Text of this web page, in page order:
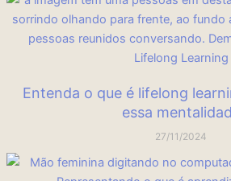
Entenda o que é lifelong
essa
27/11/2024